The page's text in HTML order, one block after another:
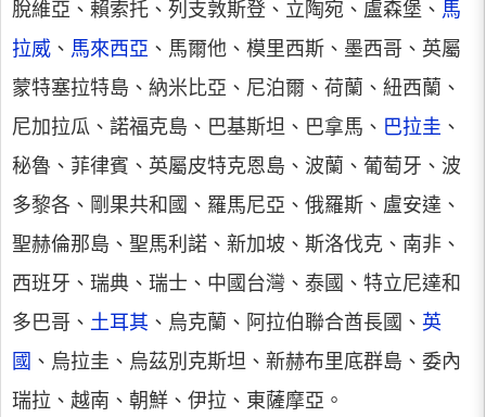
脫維亞、賴索托、列支敦斯登、立陶宛、盧森堡、 馬
拉威 、 馬來西亞 、馬爾他、模里西斯、墨西哥、英屬
蒙特塞拉特島、納米比亞、尼泊爾、荷蘭、紐西蘭、
尼加拉瓜、諾福克島、巴基斯坦、巴拿馬、 巴拉圭 、
秘魯、菲律賓、英屬皮特克恩島、波蘭、葡萄牙、波
多黎各、剛果共和國、羅馬尼亞、俄羅斯、盧安達、
聖赫倫那島、聖馬利諾、新加坡、斯洛伐克、南非、
西班牙、瑞典、瑞士、中國台灣、泰國、特立尼達和
多巴哥、 土耳其 、烏克蘭、阿拉伯聯合酋長國、 英
國 、烏拉圭、烏茲別克斯坦、新赫布里底群島、委內
瑞拉、越南、朝鮮、伊拉、東薩摩亞。